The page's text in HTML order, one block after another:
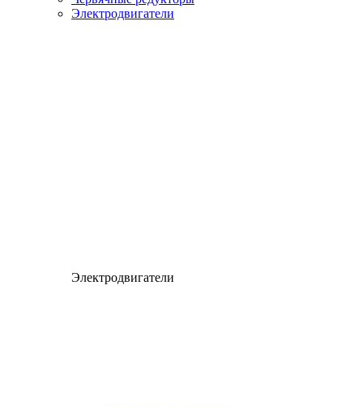
Электродвигатели
Электродвигатели